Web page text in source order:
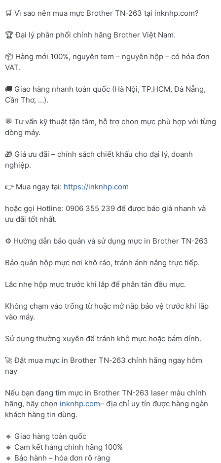
🛒 Vì sao nên mua mực Brother TN-263 tại inknhp.com?
🏆 Đại lý phân phối chính hãng Brother Việt Nam.
📦 Hàng mới 100%, nguyên tem – nguyên hộp – có hóa đơn
VAT.
🚚 Giao hàng nhanh toàn quốc (Hà Nội, TP.HCM, Đà Nẵng,
Cần Thơ, …).
💬 Tư vấn kỹ thuật tận tâm, hỗ trợ chọn mực phù hợp với từng
dòng máy.
🎁 Giá ưu đãi – chính sách chiết khấu cho đại lý, doanh
nghiệp.
👉 Mua ngay tại: https://inknhp.com
hoặc gọi Hotline: 0906 355 239 để được báo giá nhanh và
ưu đãi tốt nhất.
⚙️ Hướng dẫn bảo quản và sử dụng mực in Brother TN-263
Bảo quản hộp mực nơi khô ráo, tránh ánh nắng trực tiếp.
Lắc nhẹ hộp mực trước khi lắp để phân tán đều mực.
Không chạm vào trống từ hoặc mở nắp bảo vệ trước khi lắp
vào máy.
Sử dụng thường xuyên để tránh khô mực hoặc bám dính.
🚀 Đặt mua mực in Brother TN-263 chính hãng ngay hôm
nay
Nếu bạn đang tìm mực in Brother TN-263 laser màu chính
hãng, hãy chọn inknhp.com– địa chỉ uy tín được hàng ngàn
khách hàng tin dùng.
🔹 Giao hàng toàn quốc
🔹 Cam kết hàng chính hãng 100%
🔹 Bảo hành – hóa đơn rõ ràng